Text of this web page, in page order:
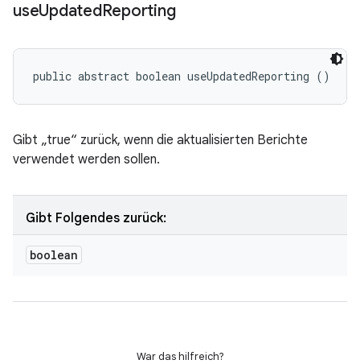
useUpdatedReporting
public abstract boolean useUpdatedReporting ()
Gibt „true“ zurück, wenn die aktualisierten Berichte
verwendet werden sollen.
Gibt Folgendes zurück:
boolean
War das hilfreich?